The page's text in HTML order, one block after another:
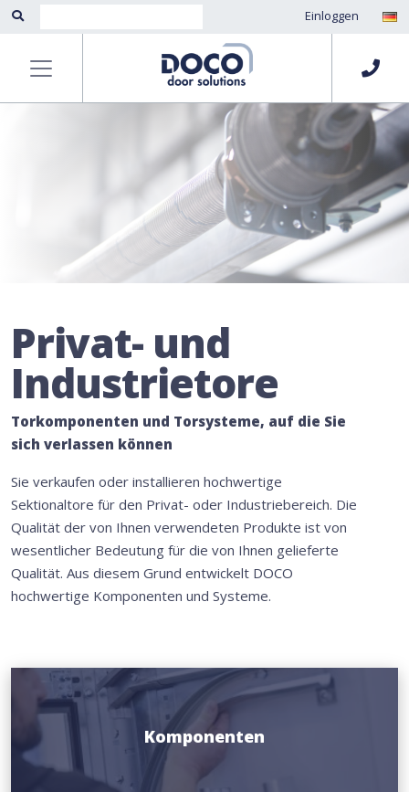
Einloggen
Privat- und
Industrietore
Torkomponenten und Torsysteme, auf die Sie
sich verlassen können
Sie verkaufen oder installieren hochwertige
Sektionaltore für den Privat- oder Industriebereich. Die
Qualität der von Ihnen verwendeten Produkte ist von
wesentlicher Bedeutung für die von Ihnen gelieferte
Qualität. Aus diesem Grund entwickelt DOCO
hochwertige Komponenten und Systeme.
Komponenten